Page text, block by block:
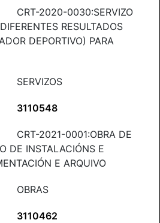
CRT-2020-0030:SERVIZO
RESULTADOS
DEPORTIVO) PARA
SERVIZOS
3110548
CRT-2021-0001:OBRA DE
DE INSTALACIÓNS E
E ARQUIVO
OBRAS
3110462